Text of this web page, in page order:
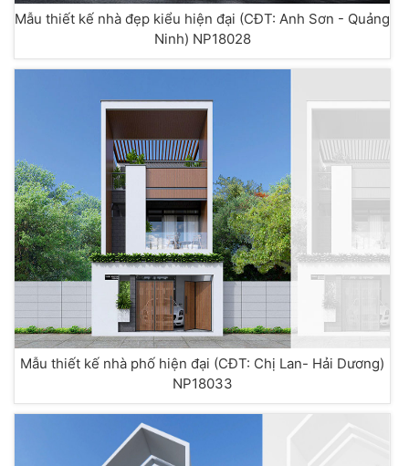
Mẫu thiết kế nhà đẹp kiểu hiện đại (CĐT: Anh Sơn - Quảng
Ninh) NP18028
Mẫu thiết kế nhà phố hiện đại (CĐT: Chị Lan- Hải Dương)
NP18033